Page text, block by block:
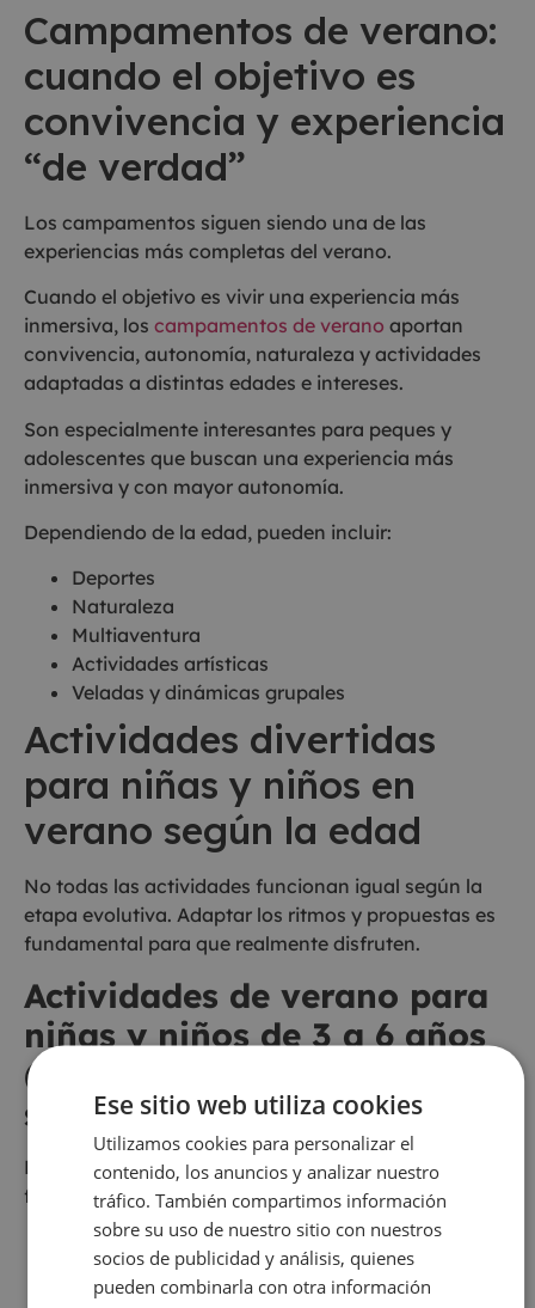
Campamentos de verano:
cuando el objetivo es
convivencia y experiencia
“de verdad”
Los campamentos siguen siendo una de las
experiencias más completas del verano.
Cuando el objetivo es vivir una experiencia más
inmersiva, los campamentos de verano aportan
convivencia, autonomía, naturaleza y actividades
adaptadas a distintas edades e intereses.
Son especialmente interesantes para peques y
adolescentes que buscan una experiencia más
inmersiva y con mayor autonomía.
Dependiendo de la edad, pueden incluir:
Deportes
Naturaleza
Multiaventura
Actividades artísticas
Veladas y dinámicas grupales
Actividades divertidas
para niñas y niños en
verano según la edad
No todas las actividades funcionan igual según la
etapa evolutiva. Adaptar los ritmos y propuestas es
fundamental para que realmente disfruten.
Actividades de verano para
niñas y niños de 3 a 6 años
(rutina, sombras, agua,
sensorial)
Las actividades para niños y niñas de 3 a 6 años
funcionan mejor cuando combinan:
Rutinas claras
Movimiento
Juego libre
Ese sitio web utiliza cookies
Utilizamos cookies para personalizar el
contenido, los anuncios y analizar nuestro
tráfico. También compartimos información
sobre su uso de nuestro sitio con nuestros
socios de publicidad y análisis, quienes
pueden combinarla con otra información